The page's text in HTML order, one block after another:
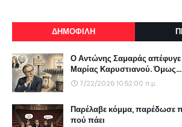
ΔΗΜΟΦΙΛΗ
Ο Αντώνης Σαμαράς απέφυγε
Μαρίας Καρυστιανού. Όμως...
7/22/2026 10:52:00 π.μ.
Παρέλαβε κόμμα, παρέδωσε
πού πάει